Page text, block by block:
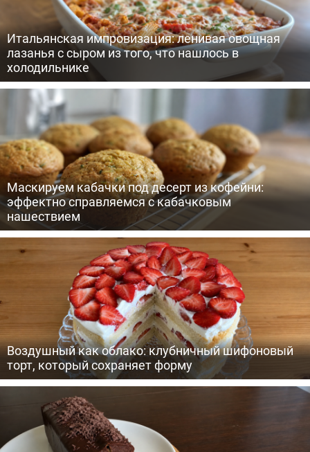
Итальянская импровизация: ленивая овощная
лазанья с сыром из того, что нашлось в
холодильнике
Маскируем кабачки под десерт из кофейни:
эффектно справляемся с кабачковым
нашествием
Воздушный как облако: клубничный шифоновый
торт, который сохраняет форму